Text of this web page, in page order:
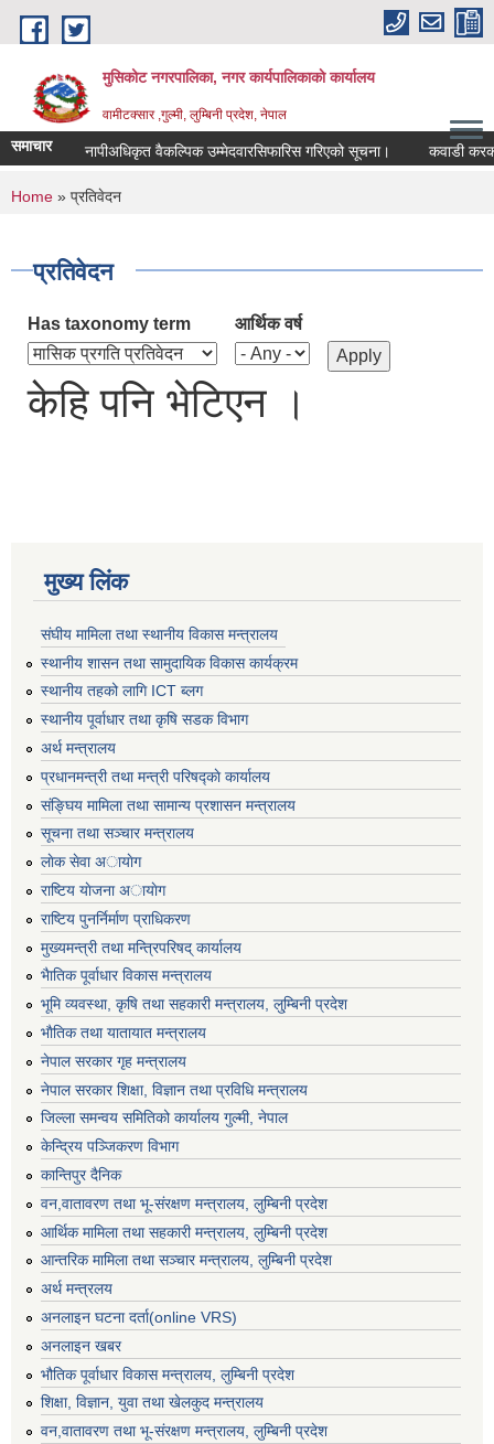
Skip to main content
मुसिकोट नगरपालिका, नगर कार्यपालिकाकाे कार्यालय
वामीटक्सार ,गुल्मी, लुम्बिनी प्रदेश, नेपाल
समाचार नापीअधिकृत वैकल्पिक उम्मेदवारसिफारिस गरिएको सूचना। कवाडी करको
You are here
Home » प्रतिवेदन
प्रतिवेदन
Has taxonomy term आर्थिक वर्ष
केहि पनि भेटिएन ।
मुख्य लिंक
संघीय मामिला तथा स्थानीय विकास मन्त्रालय
स्थानीय शासन तथा सामुदायिक विकास कार्यक्रम
स्थानीय तहको लागि ICT ब्लग
स्थानीय पूर्वाधार तथा कृषि सडक विभाग
अर्थ मन्त्रालय
प्रधानमन्त्री तथा मन्त्री परिषद्काे कार्यालय
संङ्घिय मामिला तथा सामान्य प्रशासन मन्त्रालय
सूचना तथा सञ्चार मन्त्रालय
लाेक सेवा अायाेग
राष्टिय याेजना अायाेग
राष्टिय पुनर्निर्माण प्राधिकरण
मुख्यमन्त्री तथा मन्त्रिपरिषद् कार्यालय
भैातिक पूर्वाधार विकास मन्त्रालय
भूमि व्यवस्था, कृषि तथा सहकारी मन्त्रालय, लु्म्बिनी प्रदेश
भाैतिक तथा यातायात मन्त्रालय
नेपाल सरकार गृह मन्त्रालय
नेपाल सरकार शिक्षा, विज्ञान तथा प्रविधि मन्त्रालय
जिल्ला समन्वय समितिको कार्यालय गुल्मी, नेपाल
केन्द्रिय पञ्जिकरण विभाग
कान्तिपुर दैनिक
वन,वातावरण तथा भू-संरक्षण मन्त्रालय, लुम्बिनी प्रदेश
आर्थिक मामिला तथा सहकारी मन्त्रालय, लुम्बिनी प्रदेश
आन्तरिक मामिला तथा सञ्चार मन्त्रालय, लुम्बिनी प्रदेश
अर्थ मन्त्रलय
अनलाइन घटना दर्ता(online VRS)
अनलाइन खबर
भौतिक पूर्वाधार विकास मन्त्रालय, लुम्बिनी प्रदेश
शिक्षा, विज्ञान, युवा तथा खेलकुद मन्‍‍त्रालय
वन,वातावरण तथा भू-संरक्षण मन्त्रालय, लुम्बिनी प्रदेश